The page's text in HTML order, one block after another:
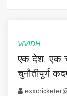
VIVIDH
एक देश, एक
चुनौतीपूर्ण